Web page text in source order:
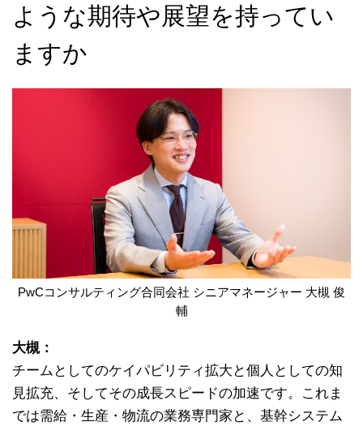
ような期待や展望を持ってい
ますか
PwCコンサルティング合同会社 シニアマネージャー 大槻 俊
輔
大槻：
チームとしてのケイパビリティ拡大と個人としての知
見拡充、そしてその成長スピードの加速です。これま
では需給・生産・物流の業務専門家と、基幹システム